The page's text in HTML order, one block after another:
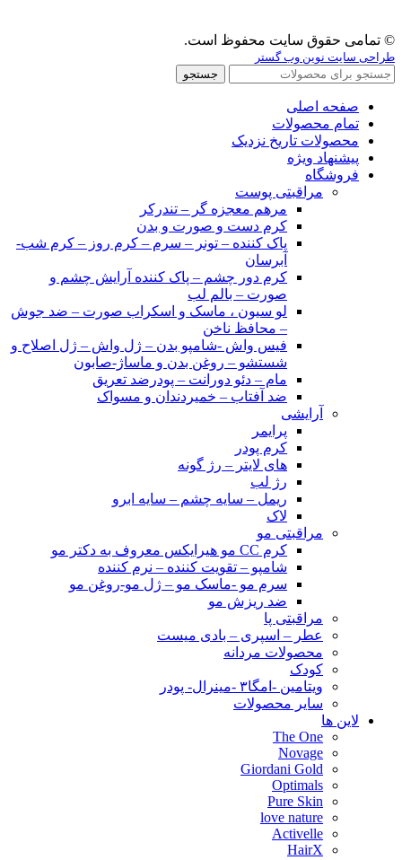
© تمامی حقوق سایت محفوظ است.
طراحی سایت نوین وب گستر
جستجو
صفحه اصلی
تمام محصولات
محصولات تاریخ نزدیک
پیشنهاد ویژه
فروشگاه
مراقبتی پوست
مرهم معجزه گر – تندرکر
کرم دست و صورت و بدن
پاک کننده – تونر – سرم – کرم روز – کرم شب-
آبرسان
کرم دور چشم – پاک کننده آرایش چشم و
صورت – بالم لب
لو سیون ، ماسک و اسکراب صورت – ضد جوش
– محافظ ناخن
فیس واش -شامپو بدن – ژل واش – ژل اصلاح و
شستشو – روغن بدن و ماساژ-صابون
مام – دئو دورانت – پودرضد تعریق
ضد آفتاب – خمیردندان و مسواک
آرایشی
پرایمر
کرم پودر
های لایتر – رژ گونه
رژ لب
ریمل – سایه چشم – سایه ابرو
لاک
مراقبتی مو
کرم CC مو هیرایکس معروف به دکتر مو
شامپو – تقویت کننده – نرم کننده
سرم مو -ماسک مو – ژل مو-روغن مو
ضد ریزش مو
مراقبتی پا
عطر – اسپری – بادی میست
محصولات مردانه
کودک
ویتامین -امگا۳ -مینرال- پودر
سایر محصولات
لاین ها
The One
Novage
Giordani Gold
Optimals
Pure Skin
love nature
Activelle
HairX